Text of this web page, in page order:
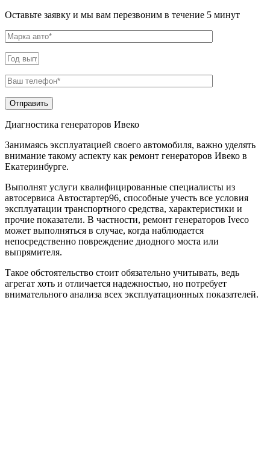
Оставьте заявку и мы вам перезвоним в течение 5 минут
Диагностика генераторов Ивеко
Занимаясь эксплуатацией своего автомобиля, важно уделять
внимание такому аспекту как ремонт генераторов Ивеко в
Екатеринбурге.
Выполнят услуги квалифицированные специалисты из
автосервиса Автостартер96, способные учесть все условия
эксплуатации транспортного средства, характеристики и
прочие показатели. В частности, ремонт генераторов Iveco
может выполняться в случае, когда наблюдается
непосредственно повреждение диодного моста или
выпрямителя.
Такое обстоятельство стоит обязательно учитывать, ведь
агрегат хоть и отличается надежностью, но потребует
внимательного анализа всех эксплуатационных показателей.